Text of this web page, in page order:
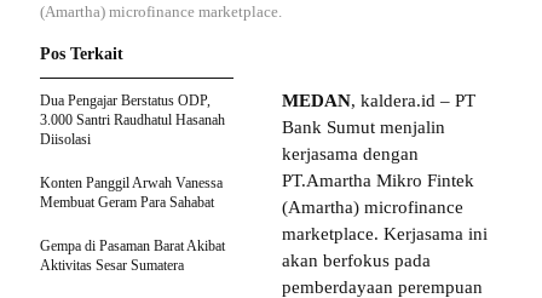
(Amartha) microfinance marketplace.
MEDAN, kaldera.id – PT
Bank Sumut menjalin
kerjasama dengan
PT.Amartha Mikro Fintek
(Amartha) microfinance
marketplace. Kerjasama ini
akan berfokus pada
pemberdayaan perempuan
Pos Terkait
Dua Pengajar Berstatus ODP,
3.000 Santri Raudhatul Hasanah
Diisolasi
Konten Panggil Arwah Vanessa
Membuat Geram Para Sahabat
Gempa di Pasaman Barat Akibat
Aktivitas Sesar Sumatera